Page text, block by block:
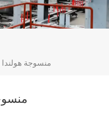
منسوجة هولندا